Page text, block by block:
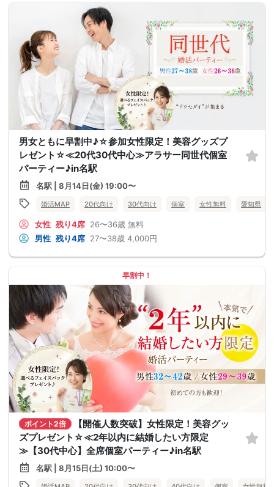
男女ともに早割中♪☆参加女性限定！美容グッズプ
レゼント☆≪20代30代中心≫アラサー同世代個室
パーティー♪in名駅
名駅 | 8月14日(金) 19:00〜
婚活MAP 20代向け 30代向け 個室 女性無料 愛知県
女性 残り4席 26〜36歳 無料
男性 残り4席 27〜38歳 4,000円
早割中！
ポイント2倍
【開催人数突破】女性限定！美容グッ
ズプレゼント☆≪2年以内に結婚したい方限定
≫【30代中心】全席個室パーティー♪in名駅
名駅 | 8月15日(土) 10:00〜